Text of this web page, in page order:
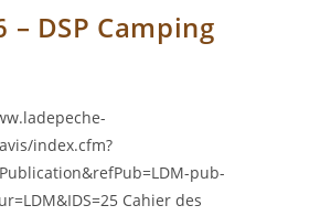
– DSP Camping
index.cfm?
pub-
Cahier des